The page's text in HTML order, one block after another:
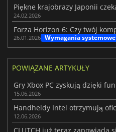
24.02.2026
26.01.2026 Wymagania systemowe
POWIĄZANE ARTYKUŁY
15.06.2026
12.06.2026